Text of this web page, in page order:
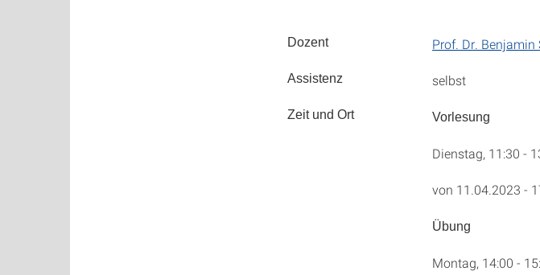
Dozent Prof. Dr. Benjamin
Assistenz selbst
Zeit und Ort Vorlesung
Dienstag, 11:30 -
von 11.04.2023 -
Übung
Montag, 14:00 -